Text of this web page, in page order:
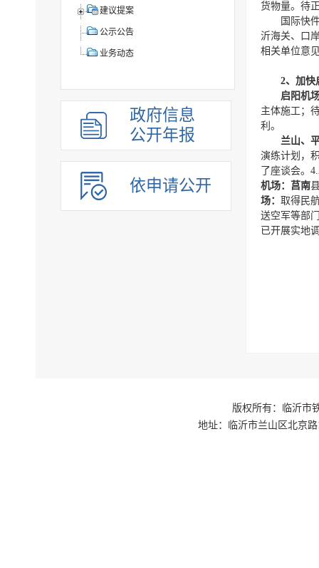
建议提案
公示公告
业务动态
政府信息
公开年报
依申请公开
货物量。待
国际快
沂海关、口
相关单位意
2、加快
启阳机
主体施工；
利。
兰山、
演练计划，
了座谈会。
机场：
莒南
场： 取得民
送空军等部
已开展实地
版权所有：临沂市
地址：临沂市兰山区北京路